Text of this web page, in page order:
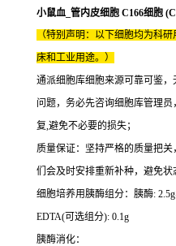
小鼠血_管内皮细胞 C166细胞
（特别声明：以下细胞均为科
床和工业用途。）
通派细胞库细胞来源可靠可鉴
问题，务必先咨询细胞库管理
复,避免不必要的损失；
质量保证：坚持严格的质量把
们会及时安排重新补种，避免状
细胞培养用胰酶组分：胰酶: 2.5g
EDTA(可选组分): 0.1g
胰酶消化：